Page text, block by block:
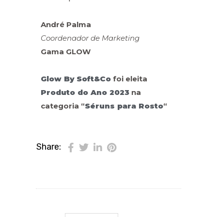
André Palma
Coordenador de Marketing
Gama GLOW
Glow By Soft&Co foi eleita
Produto do Ano 2023 na
categoria “Séruns para Rosto“
Share: